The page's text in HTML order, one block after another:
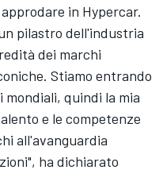
in Hypercar.
pilastro dell'industria
dei marchi
Stiamo entrando
quindi la mia
e le competenze
all'avanguardia
ha dichiarato